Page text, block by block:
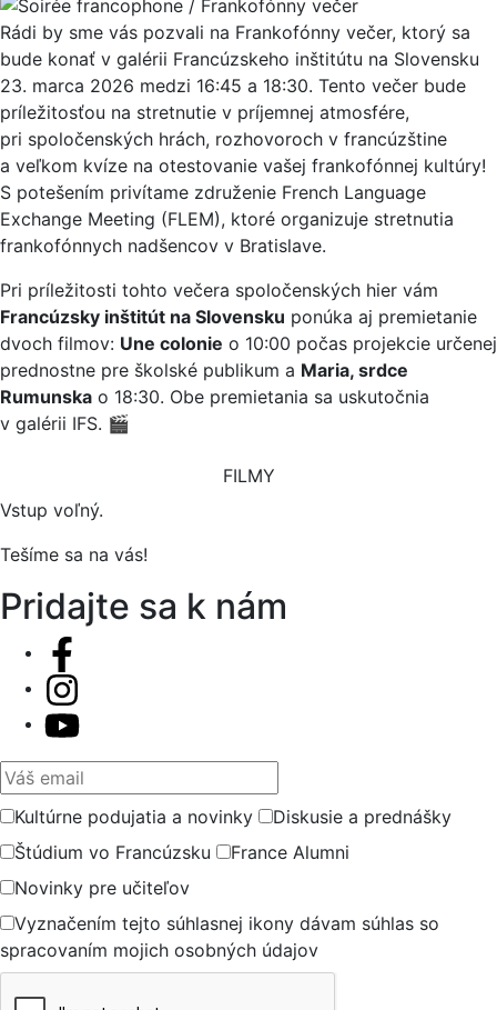
Rádi by sme vás pozvali na Frankofónny večer, ktorý sa
bude konať v galérii Francúzskeho inštitútu na Slovensku
23. marca 2026 medzi 16:45 a 18:30. Tento večer bude
príležitosťou na stretnutie v príjemnej atmosfére,
pri spoločenských hrách, rozhovoroch v francúzštine
a veľkom kvíze na otestovanie vašej frankofónnej kultúry!
S potešením privítame združenie French Language
Exchange Meeting (FLEM), ktoré organizuje stretnutia
frankofónnych nadšencov v Bratislave.
Pri príležitosti tohto večera spoločenských hier vám
Francúzsky inštitút na Slovensku ponúka aj premietanie
dvoch filmov: Une colonie o 10:00 počas projekcie určenej
prednostne pre školské publikum a Maria, srdce
Rumunska o 18:30. Obe premietania sa uskutočnia
v galérii IFS. 🎬
FILMY
Vstup voľný.
Tešíme sa na vás!
Pridajte sa k nám
Váš email
Kultúrne podujatia a novinky
Diskusie a prednášky
Štúdium vo Francúzsku
France Alumni
Novinky pre učiteľov
Vyznačením tejto súhlasnej ikony dávam súhlas so
spracovaním mojich osobných údajov